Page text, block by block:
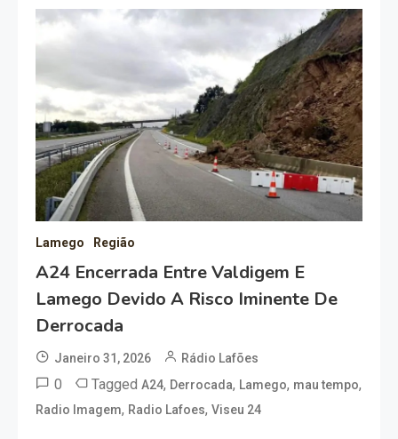
Lamego Região
A24 Encerrada Entre Valdigem E
Lamego Devido A Risco Iminente De
Derrocada
Janeiro 31, 2026 Rádio Lafões
0 Tagged A24, Derrocada, Lamego, mau tempo,
Radio Imagem, Radio Lafoes, Viseu 24